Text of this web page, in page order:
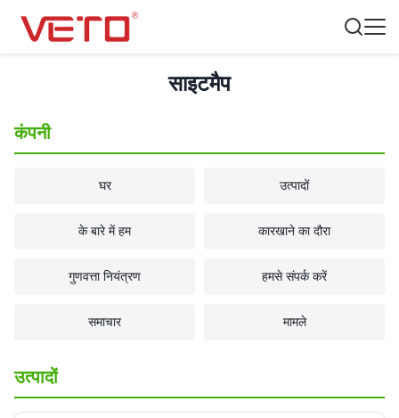
साइटमैप
कंपनी
घर उत्पादों
के बारे में हम कारखाने का दौरा
गुणवत्ता नियंत्रण हमसे संपर्क करें
समाचार मामले
उत्पादों